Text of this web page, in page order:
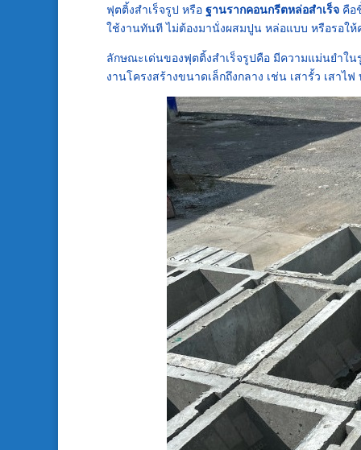
ฟุตติ้งสำเร็จรูป หรือ ฐานรากคอนกรีตหล่อสำเร็จ คือ
ใช้งานทันที ไม่ต้องมานั่งผสมปูน หล่อแบบ หรือรอใ
ลักษณะเด่นของฟุตติ้งสำเร็จรูปคือ มีความแม่นยำใ
งานโครงสร้างขนาดเล็กถึงกลาง เช่น เสารั้ว เสา